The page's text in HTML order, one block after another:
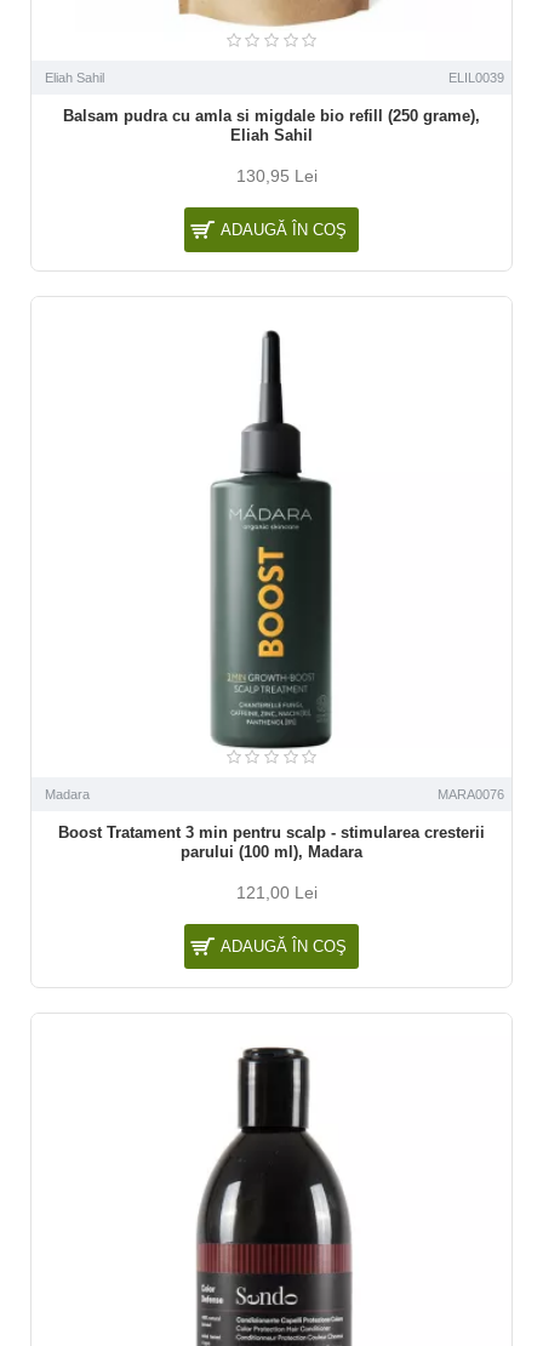
Eliah Sahil ELIL0039
Balsam pudra cu amla si migdale bio refill (250 grame),
Eliah Sahil
130,95 Lei
ADAUGĂ ÎN COŞ
Madara MARA0076
Boost Tratament 3 min pentru scalp - stimularea cresterii
parului (100 ml), Madara
121,00 Lei
ADAUGĂ ÎN COŞ